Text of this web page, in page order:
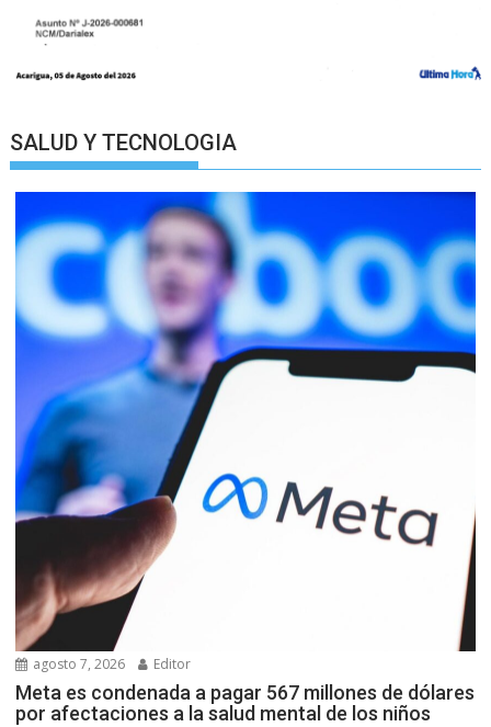
SALUD Y TECNOLOGIA
agosto 7, 2026 Editor
Meta es condenada a pagar 567 millones de dólares
por afectaciones a la salud mental de los niños